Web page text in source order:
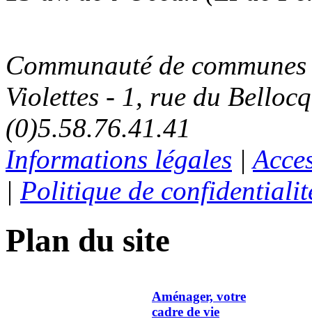
Communauté de
Violettes - 1, rue du
(0)5.58.76.41.41
Informations légales |
| Politique de
Plan du site
Aménager, votre
cadre de vie